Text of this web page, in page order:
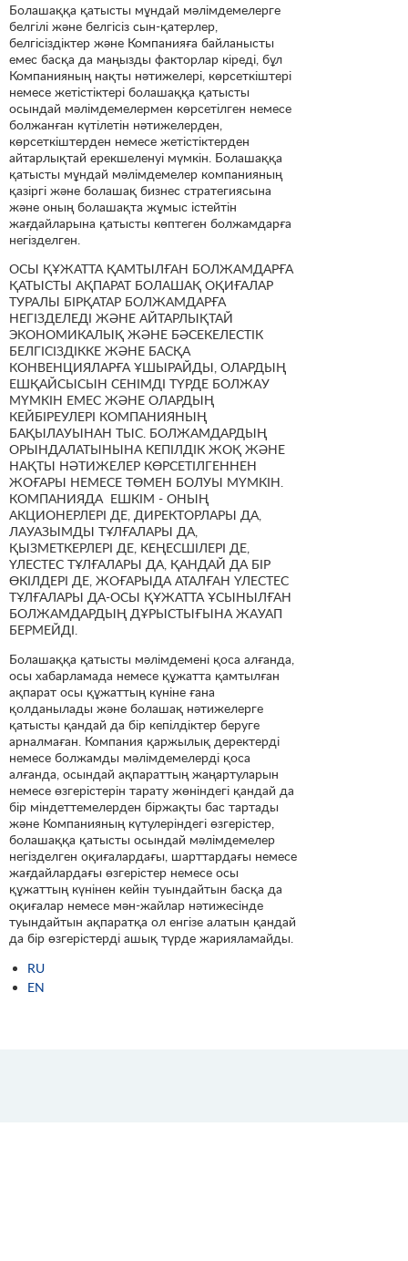
Болашаққа қатысты мұндай мәлімдемелерге
белгілі және белгісіз сын-қатерлер,
белгісіздіктер және Компанияға байланысты
емес басқа да маңызды факторлар кіреді, бұл
Компанияның нақты нәтижелері, көрсеткіштері
немесе жетістіктері болашаққа қатысты
осындай мәлімдемелермен көрсетілген немесе
болжанған күтілетін нәтижелерден,
көрсеткіштерден немесе жетістіктерден
айтарлықтай ерекшеленуі мүмкін. Болашаққа
қатысты мұндай мәлімдемелер компанияның
қазіргі және болашақ бизнес стратегиясына
және оның болашақта жұмыс істейтін
жағдайларына қатысты көптеген болжамдарға
негізделген.
ОСЫ ҚҰЖАТТА ҚАМТЫЛҒАН БОЛЖАМДАРҒА
ҚАТЫСТЫ АҚПАРАТ БОЛАШАҚ ОҚИҒАЛАР
ТУРАЛЫ БІРҚАТАР БОЛЖАМДАРҒА
НЕГІЗДЕЛЕДІ ЖӘНЕ АЙТАРЛЫҚТАЙ
ЭКОНОМИКАЛЫҚ ЖӘНЕ БӘСЕКЕЛЕСТІК
БЕЛГІСІЗДІККЕ ЖӘНЕ БАСҚА
КОНВЕНЦИЯЛАРҒА ҰШЫРАЙДЫ, ОЛАРДЫҢ
ЕШҚАЙСЫСЫН СЕНІМДІ ТҮРДЕ БОЛЖАУ
МҮМКІН ЕМЕС ЖӘНЕ ОЛАРДЫҢ
КЕЙБІРЕУЛЕРІ КОМПАНИЯНЫҢ
БАҚЫЛАУЫНАН ТЫС. БОЛЖАМДАРДЫҢ
ОРЫНДАЛАТЫНЫНА КЕПІЛДІК ЖОҚ ЖӘНЕ
НАҚТЫ НӘТИЖЕЛЕР КӨРСЕТІЛГЕННЕН
ЖОҒАРЫ НЕМЕСЕ ТӨМЕН БОЛУЫ МҮМКІН.
КОМПАНИЯДА ЕШКІМ - ОНЫҢ
АКЦИОНЕРЛЕРІ ДЕ, ДИРЕКТОРЛАРЫ ДА,
ЛАУАЗЫМДЫ ТҰЛҒАЛАРЫ ДА,
ҚЫЗМЕТКЕРЛЕРІ ДЕ, КЕҢЕСШІЛЕРІ ДЕ,
ҮЛЕСТЕС ТҰЛҒАЛАРЫ ДА, ҚАНДАЙ ДА БІР
ӨКІЛДЕРІ ДЕ, ЖОҒАРЫДА АТАЛҒАН ҮЛЕСТЕС
ТҰЛҒАЛАРЫ ДА-ОСЫ ҚҰЖАТТА ҰСЫНЫЛҒАН
БОЛЖАМДАРДЫҢ ДҰРЫСТЫҒЫНА ЖАУАП
БЕРМЕЙДІ.
Болашаққа қатысты мәлімдемені қоса алғанда,
осы хабарламада немесе құжатта қамтылған
ақпарат осы құжаттың күніне ғана
қолданылады және болашақ нәтижелерге
қатысты қандай да бір кепілдіктер беруге
арналмаған. Компания қаржылық деректерді
немесе болжамды мәлімдемелерді қоса
алғанда, осындай ақпараттың жаңартуларын
немесе өзгерістерін тарату жөніндегі қандай да
бір міндеттемелерден біржақты бас тартады
және Компанияның күтулеріндегі өзгерістер,
болашаққа қатысты осындай мәлімдемелер
негізделген оқиғалардағы, шарттардағы немесе
жағдайлардағы өзгерістер немесе осы
құжаттың күнінен кейін туындайтын басқа да
оқиғалар немесе мән-жайлар нәтижесінде
туындайтын ақпаратқа ол енгізе алатын қандай
да бір өзгерістерді ашық түрде жарияламайды.
RU
EN